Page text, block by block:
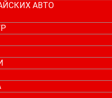
АВТО